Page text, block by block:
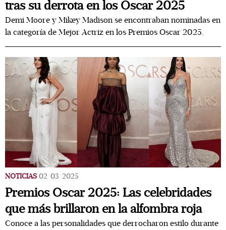
tras su derrota en los Oscar 2025
Demi Moore y Mikey Madison se encontraban nominadas en
la categoría de Mejor Actriz en los Premios Oscar 2025.
NOTICIAS 02/03/2025
Premios Oscar 2025: Las celebridades
que más brillaron en la alfombra roja
Conoce a las personalidades que derrocharon estilo durante